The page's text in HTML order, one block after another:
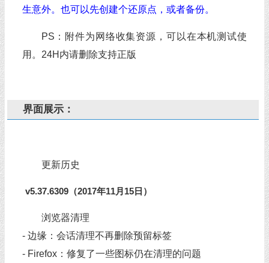
生意外。也可以先创建个还原点，或者备份。
PS：附件为网络收集资源，可以在本机测试使
用。24H内请删除支持正版
界面展示：
更新历史
v5.37.6309（2017年11月15日）
浏览器清理
- 边缘：会话清理不再删除预留标​​签
- Firefox：修复了一些图标仍在清理的问题